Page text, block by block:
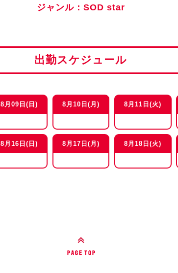
ジャンル：SOD star
出勤スケジュール
8月09日(日) 8月10日(月) 8月11日(火)
8月16日(日) 8月17日(月) 8月18日(火)